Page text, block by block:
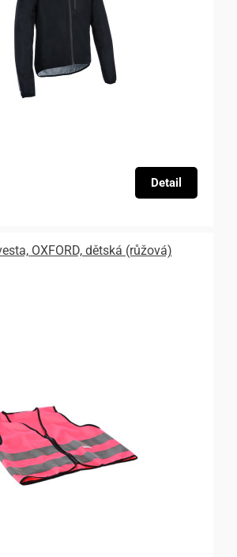
Detail
OXFORD, dětská (růžová)